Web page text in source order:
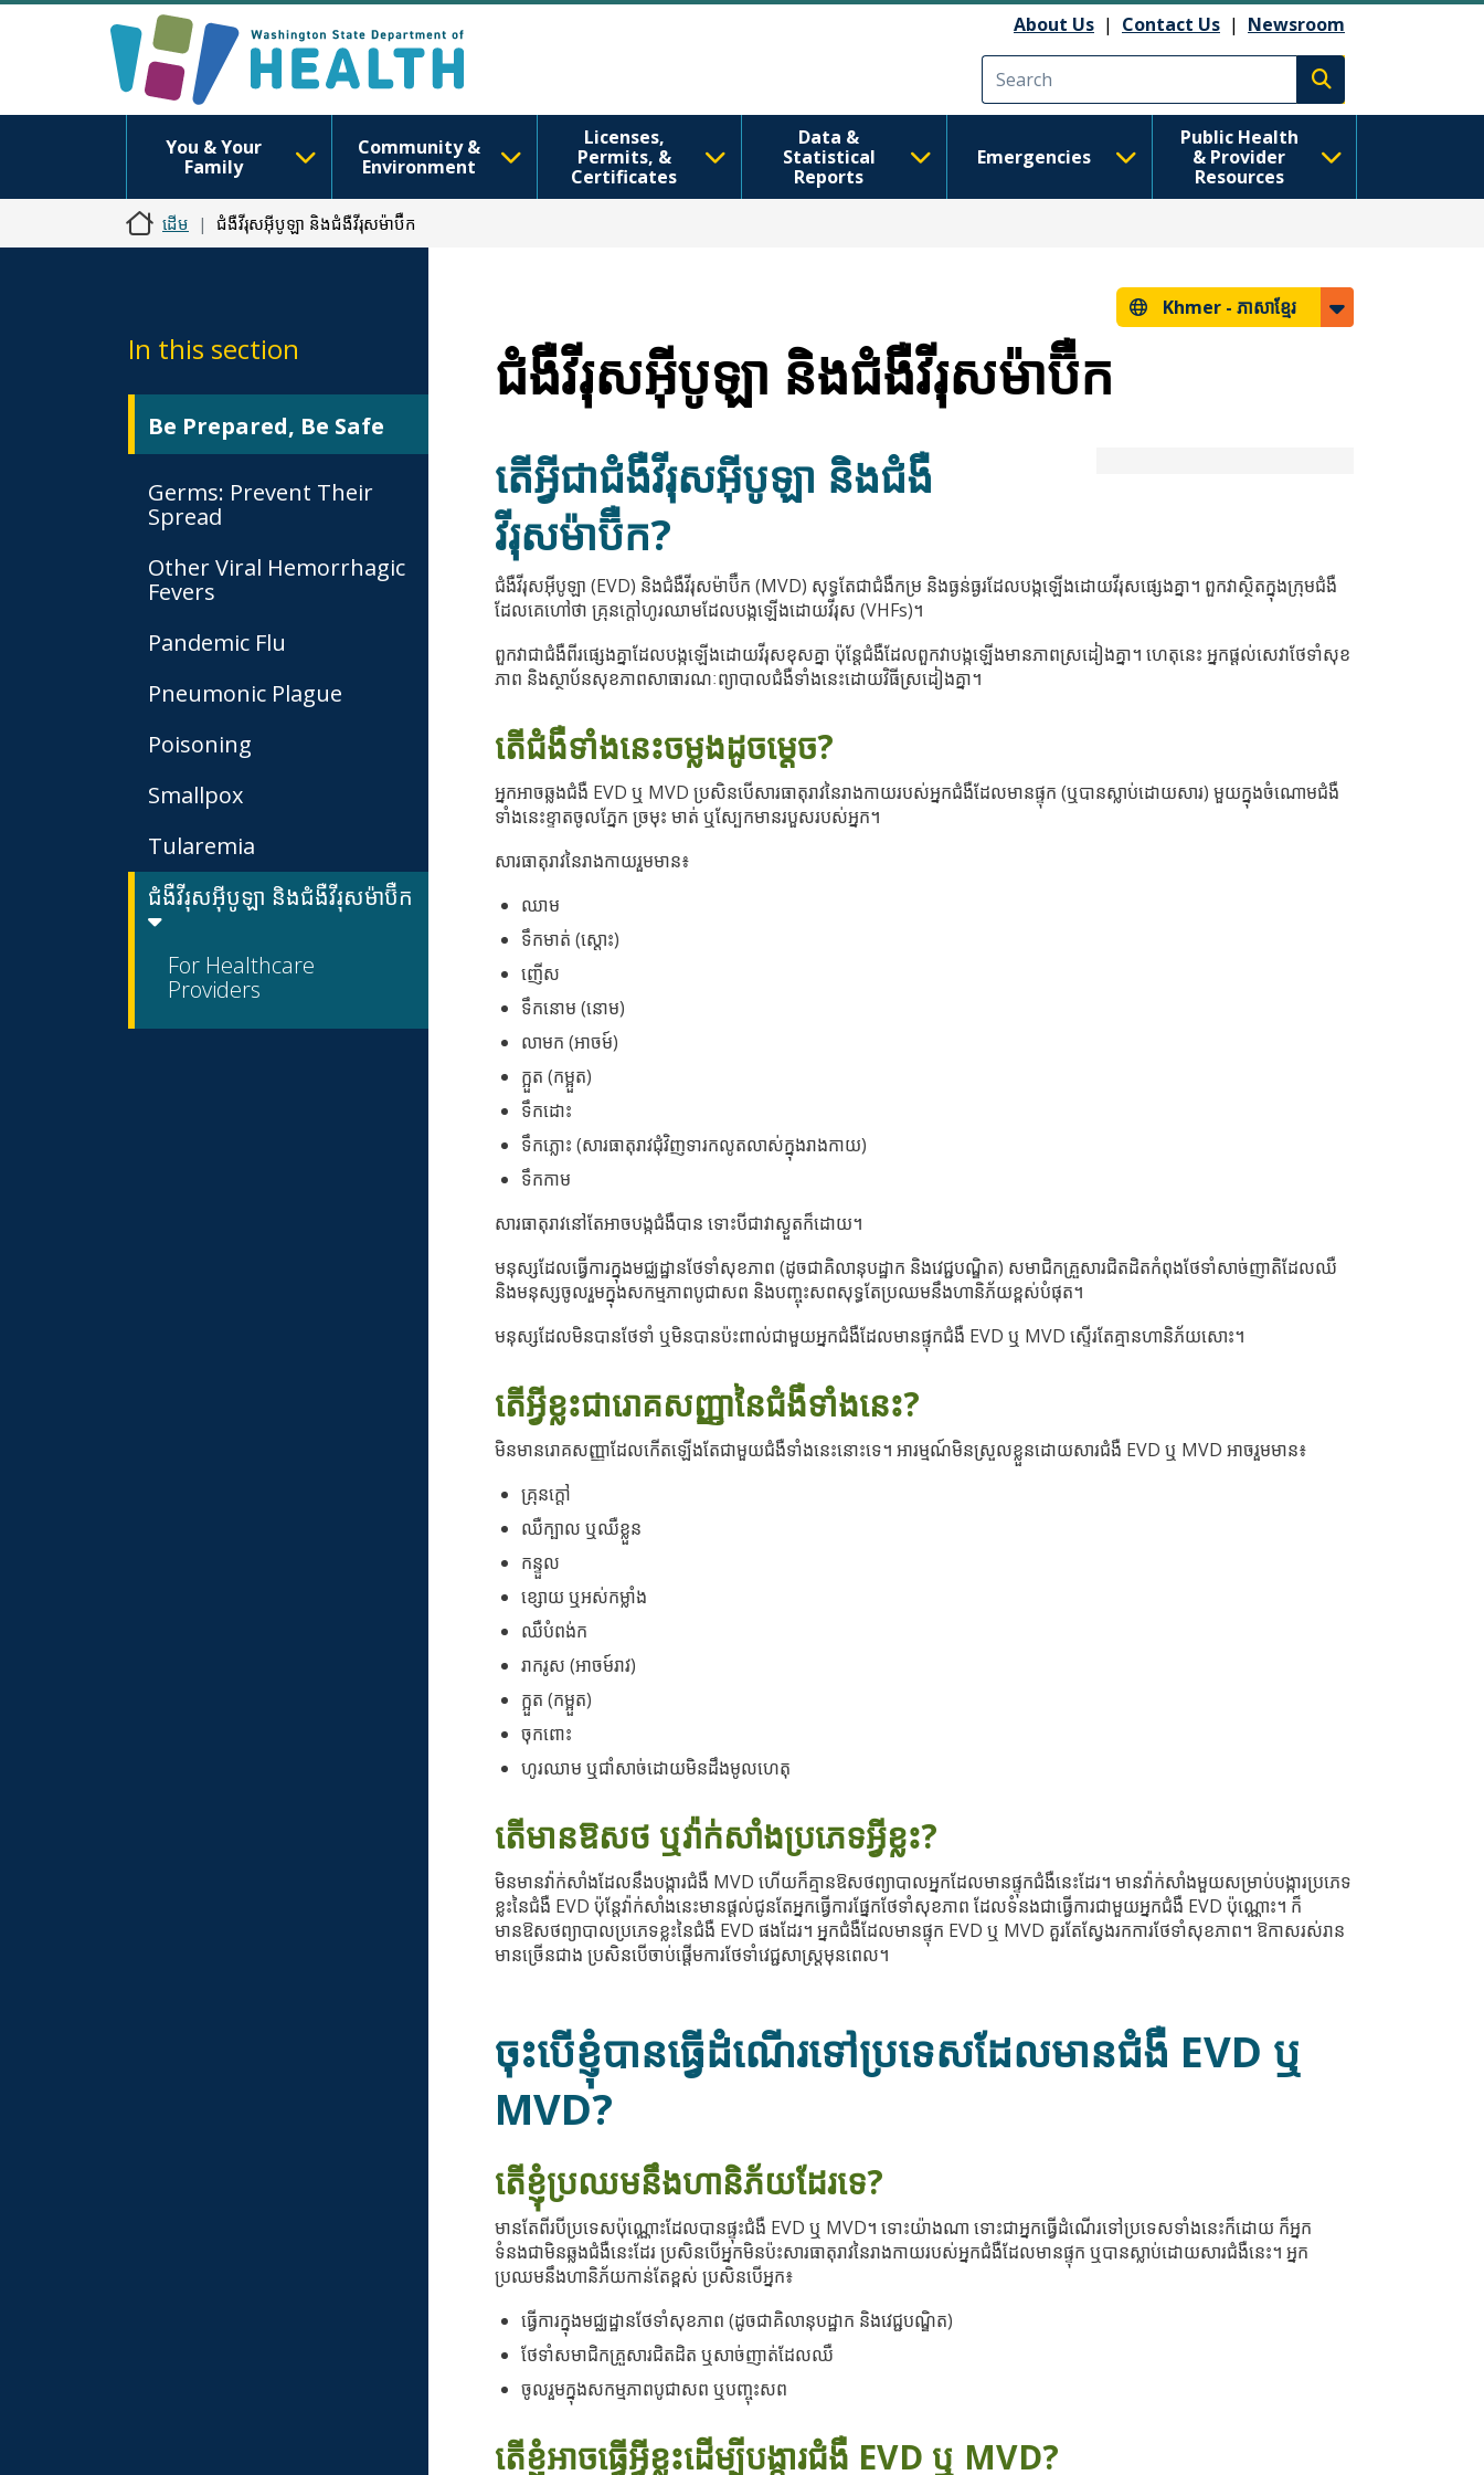
About Us | Contact Us | Newsroom
Execute search
You & Your
Family
Community &
Environment
Licenses,
Permits, &
Certificates
Data &
Statistical
Reports
Emergencies
Public Health
& Provider
Resources
ដើម ជំងឺវីរុសអ៊ីបូឡា និងជំងឺវីរុសម៉ាប៊ឺក
In this section
Be Prepared, Be Safe
Germs: Prevent Their
Spread
Other Viral Hemorrhagic
Fevers
Pandemic Flu
Pneumonic Plague
Poisoning
Smallpox
Tularemia
ជំងឺវីរុសអ៊ីបូឡា និងជំងឺវីរុសម៉ាប៊ឺក
For Healthcare
Providers
Khmer - ភាសាខ្មែរ
ជំងឺវីរុសអ៊ីបូឡា និងជំងឺវីរុសម៉ាប៊ឺក
តើអ្វីជាជំងឺវីរុសអ៊ីបូឡា និងជំងឺ
វីរុសម៉ាប៊ឺក?
ជំងឺវីរុសអ៊ីបូឡា (EVD) និងជំងឺវីរុសម៉ាប៊ឺក (MVD) សុទ្ធតែជាជំងឺកម្រ និងធ្ងន់ធ្ងរដែលបង្កឡើងដោយវីរុសផ្សេងគ្នា។ ពួកវាស្ថិតក្នុងក្រុមជំងឺ
ដែលគេហៅថា គ្រុនក្ដៅហូរឈាមដែលបង្កឡើងដោយវីរុស (VHFs)។
ពួកវាជាជំងឺពីរផ្សេងគ្នាដែលបង្កឡើងដោយវីរុសខុសគ្នា ប៉ុន្តែជំងឺដែលពួកវាបង្កឡើងមានភាពស្រដៀងគ្នា។ ហេតុនេះ អ្នកផ្ដល់សេវាថែទាំសុខ
ភាព និងស្ថាប័នសុខភាពសាធារណៈព្យាបាលជំងឺទាំងនេះដោយវិធីស្រដៀងគ្នា។
តើជំងឺទាំងនេះចម្លងដូចម្ដេច?
អ្នកអាចឆ្លងជំងឺ EVD ឬ MVD ប្រសិនបើសារធាតុរាវនៃរាងកាយរបស់អ្នកជំងឺដែលមានផ្ទុក (ឬបានស្លាប់ដោយសារ) មួយក្នុងចំណោមជំងឺ
ទាំងនេះខ្ទាតចូលភ្នែក ច្រមុះ មាត់ ឬស្បែកមានរបួសរបស់អ្នក។
សារធាតុរាវនៃរាងកាយរួមមាន៖
ឈាម
ទឹកមាត់ (ស្ដោះ)
ញើស
ទឹកនោម (នោម)
លាមក (អាចម៍)
ក្អួត (កម្អួត)
ទឹកដោះ
ទឹកភ្លោះ (សារធាតុរាវជុំវិញទារកលូតលាស់ក្នុងរាងកាយ)
ទឹកកាម
សារធាតុរាវនៅតែអាចបង្កជំងឺបាន ទោះបីជាវាស្ងួតក៏ដោយ។
មនុស្សដែលធ្វើការក្នុងមជ្ឈដ្ឋានថែទាំសុខភាព (ដូចជាគិលានុបដ្ឋាក និងវេជ្ជបណ្ឌិត) សមាជិកគ្រួសារជិតដិតកំពុងថែទាំសាច់ញាតិដែលឈឺ
និងមនុស្សចូលរួមក្នុងសកម្មភាពបូជាសព និងបញ្ចុះសពសុទ្ធតែប្រឈមនឹងហានិភ័យខ្ពស់បំផុត។
មនុស្សដែលមិនបានថែទាំ ឬមិនបានប៉ះពាល់ជាមួយអ្នកជំងឺដែលមានផ្ទុកជំងឺ EVD ឬ MVD ស្ទើរតែគ្មានហានិភ័យសោះ។
តើអ្វីខ្លះជារោគសញ្ញានៃជំងឺទាំងនេះ?
មិនមានរោគសញ្ញាដែលកើតឡើងតែជាមួយជំងឺទាំងនេះនោះទេ។ អារម្មណ៍មិនស្រួលខ្លួនដោយសារជំងឺ EVD ឬ MVD អាចរួមមាន៖
គ្រុនក្ដៅ
ឈឺក្បាល ឬឈឺខ្លួន
កន្ទួល
ខ្សោយ ឬអស់កម្លាំង
ឈឺបំពង់ក
រាករូស (អាចម៍រាវ)
ក្អួត (កម្អួត)
ចុកពោះ
ហូរឈាម ឬជាំសាច់ដោយមិនដឹងមូលហេតុ
តើមានឱសថ ឬវ៉ាក់សាំងប្រភេទអ្វីខ្លះ?
មិនមានវ៉ាក់សាំងដែលនឹងបង្ការជំងឺ MVD ហើយក៏គ្មានឱសថព្យាបាលអ្នកដែលមានផ្ទុកជំងឺនេះដែរ។ មានវ៉ាក់សាំងមួយសម្រាប់បង្ការប្រភេទ
ខ្លះនៃជំងឺ EVD ប៉ុន្តែវ៉ាក់សាំងនេះមានផ្ដល់ជូនតែអ្នកធ្វើការផ្នែកថែទាំសុខភាព ដែលទំនងជាធ្វើការជាមួយអ្នកជំងឺ EVD ប៉ុណ្ណោះ។ ក៏
មានឱសថព្យាបាលប្រភេទខ្លះនៃជំងឺ EVD ផងដែរ។ អ្នកជំងឺដែលមានផ្ទុក EVD ឬ MVD គួរតែស្វែងរកការថែទាំសុខភាព។ ឱកាសរស់រាន
មានច្រើនជាង ប្រសិនបើចាប់ផ្ដើមការថែទាំវេជ្ជសាស្ត្រមុនពេល។
ចុះបើខ្ញុំបានធ្វើដំណើរទៅប្រទេសដែលមានជំងឺ EVD ឬ
MVD?
តើខ្ញុំប្រឈមនឹងហានិភ័យដែរទេ?
មានតែពីរបីប្រទេសប៉ុណ្ណោះដែលបានផ្ទុះជំងឺ EVD ឬ MVD។ ទោះយ៉ាងណា ទោះជាអ្នកធ្វើដំណើរទៅប្រទេសទាំងនេះក៏ដោយ ក៏អ្នក
ទំនងជាមិនឆ្លងជំងឺនេះដែរ ប្រសិនបើអ្នកមិនប៉ះសារធាតុរាវនៃរាងកាយរបស់អ្នកជំងឺដែលមានផ្ទុក ឬបានស្លាប់ដោយសារជំងឺនេះ។ អ្នក
ប្រឈមនឹងហានិភ័យកាន់តែខ្ពស់ ប្រសិនបើអ្នក៖
ធ្វើការក្នុងមជ្ឈដ្ឋានថែទាំសុខភាព (ដូចជាគិលានុបដ្ឋាក និងវេជ្ជបណ្ឌិត)
ថែទាំសមាជិកគ្រួសារជិតដិត ឬសាច់ញាត់ដែលឈឺ
ចូលរួមក្នុងសកម្មភាពបូជាសព ឬបញ្ចុះសព
តើខ្ញុំអាចធ្វើអ្វីខ្លះដើម្បីបង្ការជំងឺ EVD ឬ MVD?